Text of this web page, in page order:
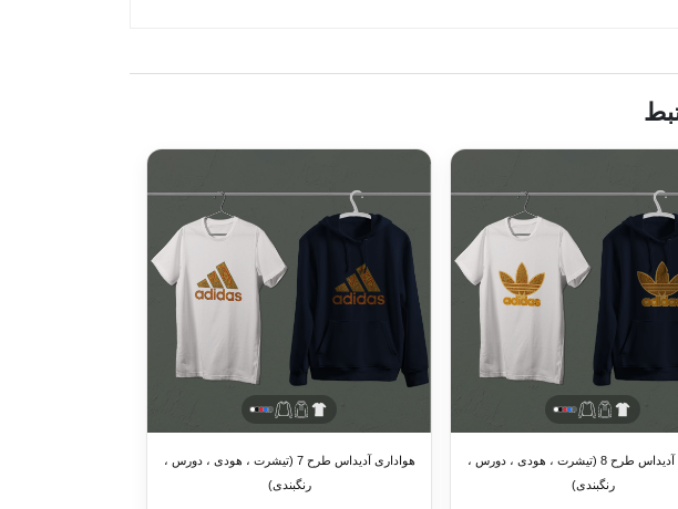
هواداری آدیداس طرح 8 (تیشرت ، هودی ، دورس ،
رنگبندی)
هواداری آدیداس طرح 7 (تیشرت ، هودی ، دورس ،
رنگبندی)